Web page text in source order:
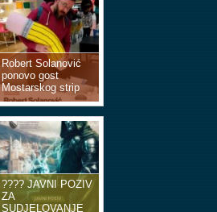
Robert Solanović
ponovo gost
Mostarskog strip
vikenda
???? JAVNI POZIV
ZA
SUDJELOVANJE